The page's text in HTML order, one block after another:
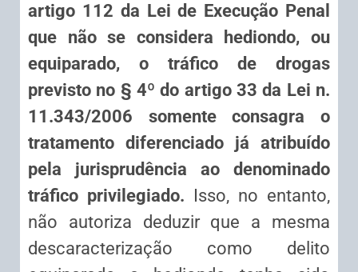
artigo 112 da Lei de Execução Penal
que não se considera hediondo, ou
equiparado, o tráfico de drogas
previsto no § 4º do artigo 33 da Lei n.
11.343/2006 somente consagra o
tratamento diferenciado já atribuído
pela jurisprudência ao denominado
tráfico privilegiado. Isso, no entanto,
não autoriza deduzir que a mesma
descaracterização como delito